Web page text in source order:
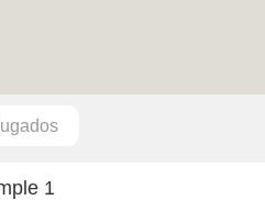
1